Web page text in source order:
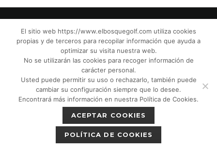
© El Bosque Club de Golf |Aviso Legal|
Política de Privacidad| Política de Cookies
Política de devoluciones|
Protección de Menores CPM”|
El sitio web https://www.elbosquegolf.com utiliza cookies
propias y de terceros para recopilar información que ayuda a
optimizar su visita nuestra web.
No se utilizarán las cookies para recoger información de
carácter personal.
Usted puede permitir su uso o rechazarlo, también puede
cambiar su configuración siempre que lo desee.
Encontrará más información en nuestra Política de Cookies.
ACEPTAR COOKIES
POLÍTICA DE COOKIES